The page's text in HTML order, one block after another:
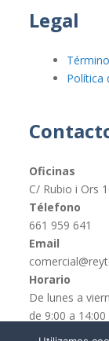
Legal
Política
Oficinas
C/ Rubio i Ors
Télefono
661 959 641
Email
Horario
De lunes a
de 9:00 a 14:00